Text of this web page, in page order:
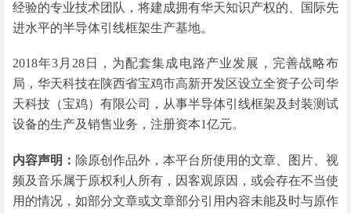
经验的专业技术团队，将建成拥有华天知识产权的、国际先
进水平的半导体引线框架生产基地。
2018年3月28日，为配套集成电路产业发展，完善战略布
局，华天科技在陕西省宝鸡市高新开发区设立全资子公司华
天科技（宝鸡）有限公司，从事半导体引线框架及封装测试
设备的生产及销售业务，注册资本1亿元。
内容声明： 除原创作品外，本平台所使用的文章、图片、视
频及音乐属于原权利人所有，因客观原因，或会存在不当使
用的情况，如部分文章或文章部分引用内容未能及时与原作